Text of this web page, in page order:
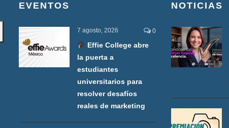
EVENTOS
7 agosto, 2026 0
Effie College abre
la puerta a
estudiantes
universitarios para
resolver desafíos
reales de marketing
NOTICIAS